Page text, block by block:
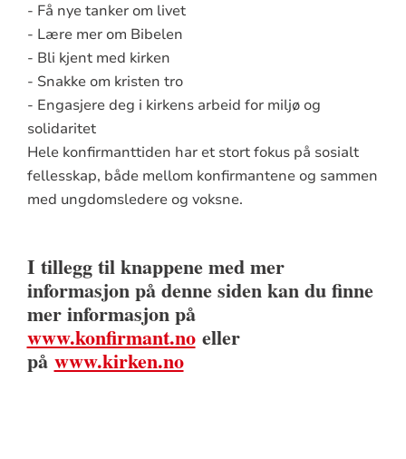
- Få nye tanker om livet
- Lære mer om Bibelen
- Bli kjent med kirken
- Snakke om kristen tro
- Engasjere deg i kirkens arbeid for miljø og
solidaritet
Hele konfirmanttiden har et stort fokus på sosialt
fellesskap, både mellom konfirmantene og sammen
med ungdomsledere og voksne.
I tillegg til knappene med mer
informasjon på denne siden kan du finne
mer informasjon på
www.konfirmant.noeller
på www.kirken.no